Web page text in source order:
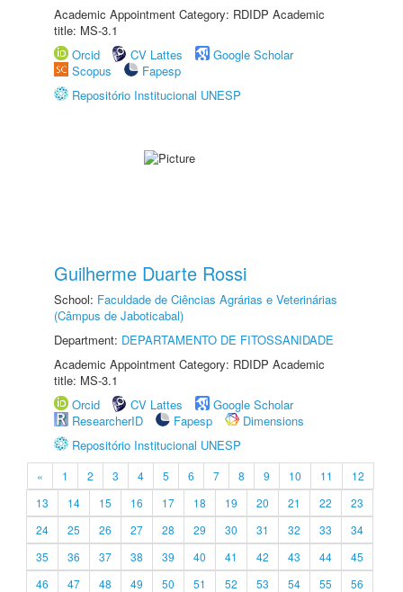
Academic Appointment Category: RDIDP Academic
title: MS-3.1
Orcid
CV Lattes
Google Scholar
Scopus
Fapesp
Repositório Institucional UNESP
Guilherme Duarte Rossi
School: Faculdade de Ciências Agrárias e Veterinárias
(Câmpus de Jaboticabal)
Department: DEPARTAMENTO DE FITOSSANIDADE
Academic Appointment Category: RDIDP Academic
title: MS-3.1
Orcid
CV Lattes
Google Scholar
ResearcherID
Fapesp
Dimensions
Repositório Institucional UNESP
« 1 2 3 4 5 6 7 8 9 10 11
12
13
14 15 16 17 18 19 20 21 22
23
24
25 26 27 28 29 30 31 32 33
34
35
36 37 38 39 40 41 42 43 44
45
46
47 48 49 50 51 52 53 54 55
56